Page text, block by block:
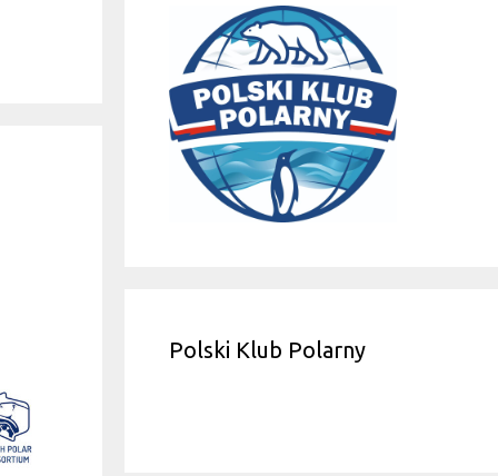
Polski Klub Polarny